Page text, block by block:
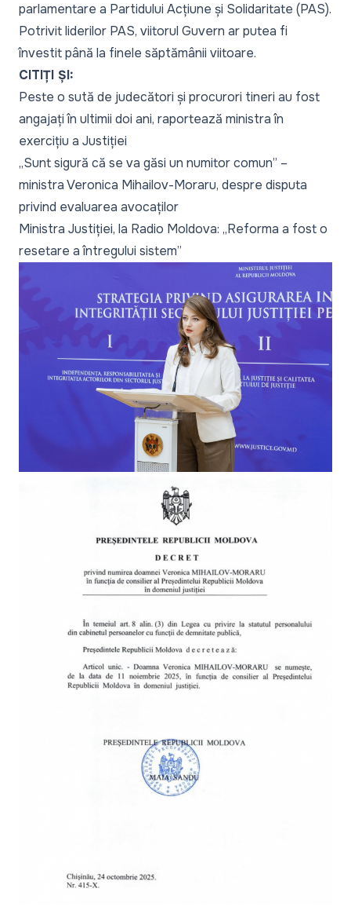
parlamentare a Partidului Acțiune și Solidaritate (PAS).
Potrivit liderilor PAS, viitorul Guvern ar putea fi
învestit până la finele săptămânii viitoare.
CITIȚI ȘI:
Peste o sută de judecători și procurori tineri au fost
angajați în ultimii doi ani, raportează ministra în
exercițiu a Justiției
„Sunt sigură că se va găsi un numitor comun” –
ministra Veronica Mihailov-Moraru, despre disputa
privind evaluarea avocaților
Ministra Justiției, la Radio Moldova: „Reforma a fost o
resetare a întregului sistem”